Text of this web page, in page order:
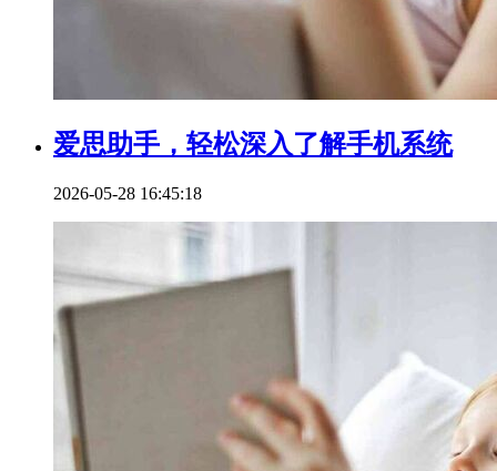
爱思助手，轻松深入了解手机系统
2026-05-28 16:45:18